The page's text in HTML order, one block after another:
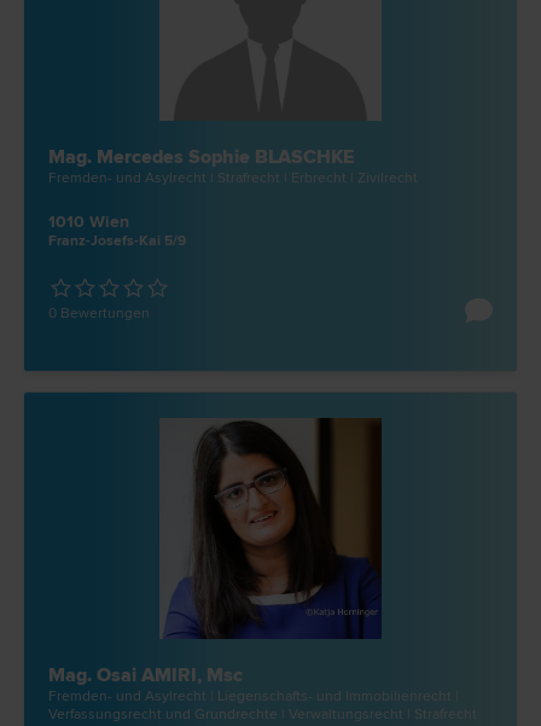
Mag. Mercedes Sophie BLASCHKE
Fremden- und Asyl­recht | Straf­recht | Erb­recht | Zivil­recht
1010 Wien
Franz-Josefs-Kai 5/9
0 Bewertungen
Mag. Osai AMIRI, Msc
Fremden- und Asyl­recht | Liegenschafts- und Immobilien­recht |
Verfassungs­recht und Grund­rechte | Verwaltungs­recht | Straf­recht